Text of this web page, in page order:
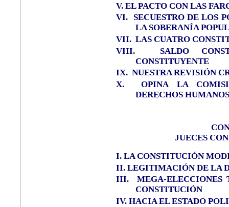
V. EL PACTO CON LAS
VI. SECUESTRO DE LOS
LA SOBERANÍA
VII. LAS CUATRO
VIII.
SALDO
CONSTITUYENTE
IX. NUESTRA REVISIÓN
X.
OPINA
LA
DERECHOS HUMANOS
JUECES
I. LA CONSTITUCIÓN
II. LEGITIMACIÓN DE LA
III.
MEGA-ELECCIONES
CONSTITUCIÓN
IV. HACIA EL ESTADO